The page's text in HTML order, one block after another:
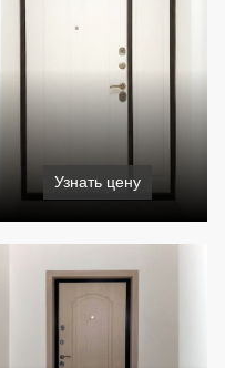
Узнать цену